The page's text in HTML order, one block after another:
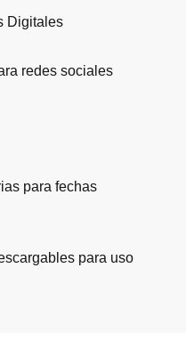
Digitales
redes sociales
para fechas
para uso